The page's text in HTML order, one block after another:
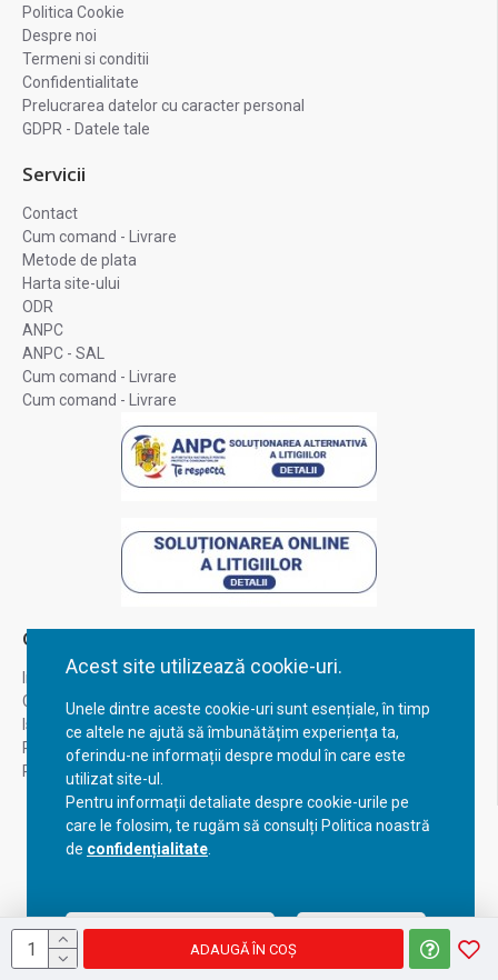
Acest site utilizează cookie-uri.
Unele dintre aceste cookie-uri sunt esențiale, în timp
ce altele ne ajută să îmbunătățim experiența ta,
oferindu-ne informații despre modul în care este
utilizat site-ul.
Pentru informații detaliate despre cookie-urile pe
care le folosim, te rugăm să consulți Politica noastră
de confidențialitate
Acceptă setările curente Configurează
ADAUGĂ ÎN COŞ
Politica Cookie
Despre noi
Termeni si conditii
Confidentialitate
Prelucrarea datelor cu caracter personal
GDPR - Datele tale
Servicii
Contact
Cum comand - Livrare
Metode de plata
Harta site-ului
ODR
ANPC
ANPC - SAL
Cum comand - Livrare
Cum comand - Livrare
Contul Meu
Inregistrare
Contul meu
Istoric comenzi
Recuperare parola
Returnare produs
Copyright © 2023, BravoShop, toate drepturile rezervate!